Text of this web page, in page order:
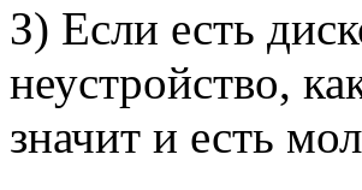
З) Если есть
неустройство,
значит и есть